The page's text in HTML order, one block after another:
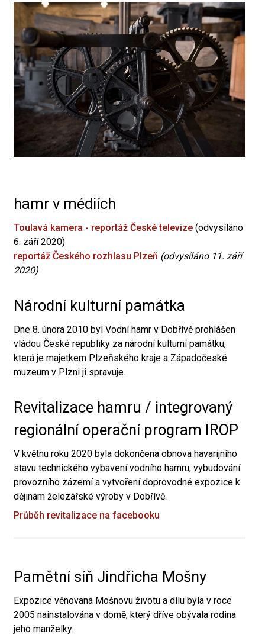
hamr v médiích
Toulavá kamera - reportáž České televize (odvysíláno
6. září 2020)
reportáž Českého rozhlasu Plzeň (odvysíláno 11. září
2020)
Národní kulturní památka
Dne 8. února 2010 byl Vodní hamr v Dobřívě prohlášen
vládou České republiky za národní kulturní památku,
která je majetkem Plzeňského kraje a Západočeské
muzeum v Plzni ji spravuje.
Revitalizace hamru / integrovaný
regionální operační program IROP
V květnu roku 2020 byla dokončena obnova havarijního
stavu technického vybavení vodního hamru, vybudování
provozního zázemí a vytvoření doprovodné expozice k
dějinám železářské výroby v Dobřívě.
Průběh revitalizace na facebooku
Pamětní síň Jindřicha Mošny
Expozice věnovaná Mošnovu životu a dílu byla v roce
2005 nainstalována v domě, který dříve obývala rodina
jeho manželky.